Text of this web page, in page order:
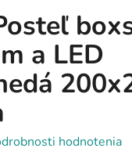
a LED
hodnotenia